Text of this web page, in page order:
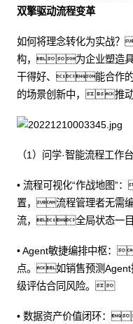
双擎驱动流程变革
如何将理念转化为实战
构，为企业塑造
干得好、能合作的
的场景创新中，推
（1）问学·智能流程工
• 流程可视化“作战地图
置，流程管理者无需
流，全局状态一
• Agent敏捷编排中枢：
点。如销售预测
级评估合同风险。
• 数据资产价值闭环：